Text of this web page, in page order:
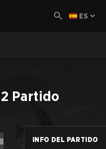
ES
Partido
INFO DEL PARTIDO